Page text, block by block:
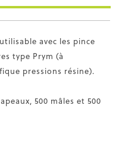
avec les pince
type Prym (à
pressions résine).
500 mâles et 500